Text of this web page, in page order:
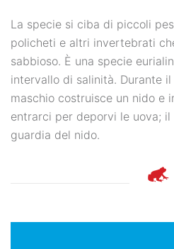
La specie si ciba di piccoli
policheti e altri invertebrati
sabbioso. È una specie
intervallo di salinità. Durante
maschio costruisce un nido e
entrarci per deporvi le uova; il
guardia del nido.